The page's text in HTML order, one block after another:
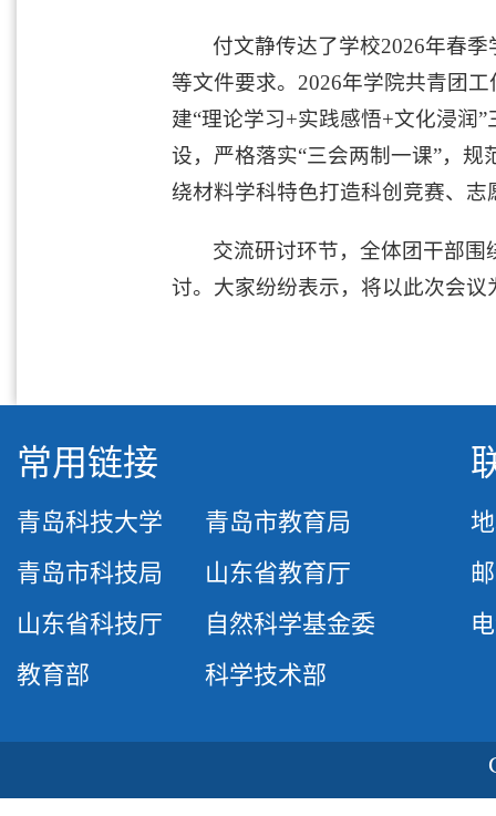
付文静传达了学校2026年春
等文件要求。2026年学院共青团
建“理论学习+实践感悟+文化浸润
设，严格落实“三会两制一课”，
绕材料学科特色打造科创竞赛、
交流研讨环节，全体团干部
讨。大家纷纷表示，将以此次会
常用链接
青岛科技大学
青岛市教育局
青岛市科技局
山东省教育厅
山东省科技厅
自然科学基金委
教育部
科学技术部